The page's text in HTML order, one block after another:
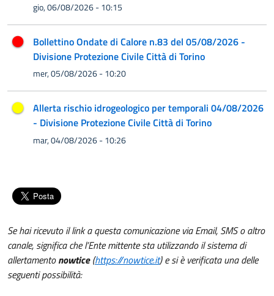
gio, 06/08/2026 - 10:15
Bollettino Ondate di Calore n.83 del 05/08/2026 -
Divisione Protezione Civile Città di Torino
mer, 05/08/2026 - 10:20
Allerta rischio idrogeologico per temporali 04/08/2026
- Divisione Protezione Civile Città di Torino
mar, 04/08/2026 - 10:26
Se hai ricevuto il link a questa comunicazione via Email, SMS o altro
canale, significa che l’Ente mittente sta utilizzando il sistema di
allertamentonowtice(https://nowtice.it) e si è verificata una delle
seguenti possibilità: